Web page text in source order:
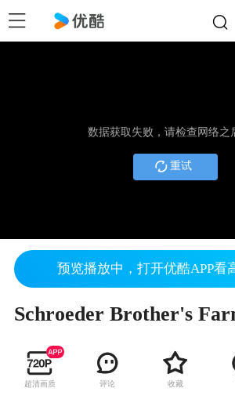
数据获取失败，请检查网络之
重试
预览播放中，打开优酷APP看
超清画质 评论 收藏